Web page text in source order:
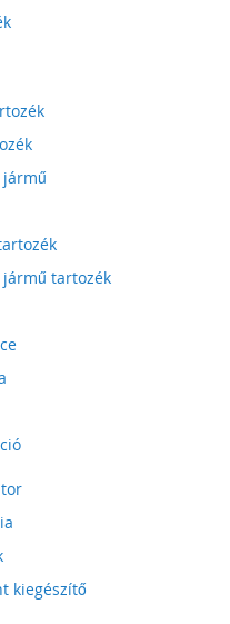
tartozék
kiegészítő